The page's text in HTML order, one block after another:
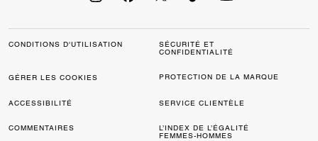
CONDITIONS D'UTILISATION
SÉCURITÉ ET
CONFIDENTIALITÉ
GÉRER LES COOKIES PROTECTION DE LA MARQUE
ACCESSIBILITÉ SERVICE CLIENTÈLE
COMMENTAIRES
L’INDEX DE L’ÉGALITÉ
FEMMES-HOMMES